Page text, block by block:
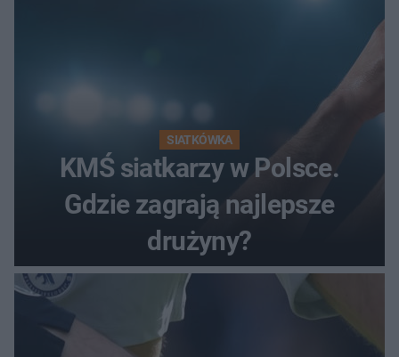
SIATKÓWKA
KMŚ siatkarzy w Polsce.
Gdzie zagrają najlepsze
drużyny?